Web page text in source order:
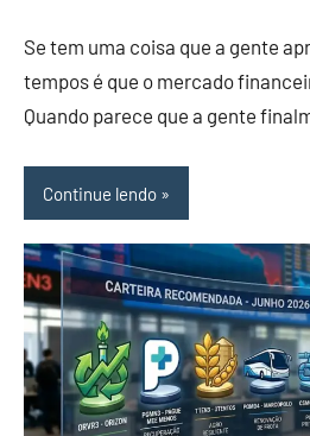
Se tem uma coisa que a gente
tempos é que o mercado
Quando parece que a gente
Continue lendo